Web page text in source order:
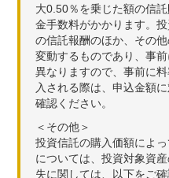
大0.50％を乗じた額の信
金手数料がかかります。
の信託報酬のほか、その
変動するものであり、事
異なりますので、事前に
入される際は、申込金額
確認ください。
＜その他＞
投資信託の購入価額によ
については、投資対象資
失に関しては、以下をご確